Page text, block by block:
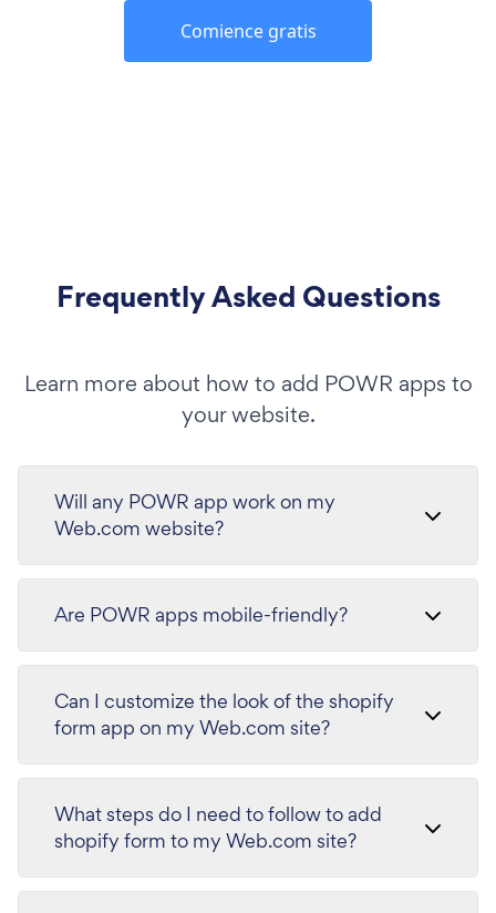
Comience gratis
Frequently Asked Questions
Learn more about how to add POWR apps to
your website.
Will any POWR app work on my
Web.com website?
Are POWR apps mobile-friendly?
Can I customize the look of the shopify
form app on my Web.com site?
What steps do I need to follow to add
shopify form to my Web.com site?